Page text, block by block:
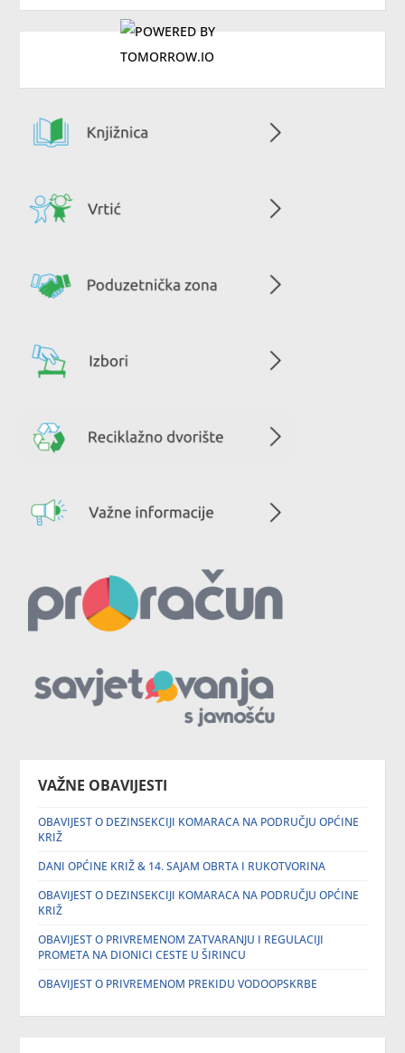
VAŽNE OBAVIJESTI
OBAVIJEST O DEZINSEKCIJI KOMARACA NA PODRUČJU OPĆINE
KRIŽ
DANI OPĆINE KRIŽ & 14. SAJAM OBRTA I RUKOTVORINA
OBAVIJEST O DEZINSEKCIJI KOMARACA NA PODRUČJU OPĆINE
KRIŽ
OBAVIJEST O PRIVREMENOM ZATVARANJU I REGULACIJI
PROMETA NA DIONICI CESTE U ŠIRINCU
OBAVIJEST O PRIVREMENOM PREKIDU VODOOPSKRBE